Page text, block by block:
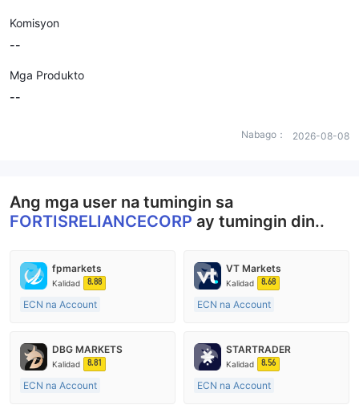
Komisyon
--
Mga Produkto
--
Nabago： 2026-08-08
Ang mga user na tumingin sa
FORTISRELIANCECORP ay tumingin din..
fpmarkets
Kalidad 8.88
ECN na Account
Kinokontrol sa Australia
Paggawa ng Market (MM)
VT Markets
Kalidad 8.68
ECN na Account
Kinokontrol sa Australia
Paggawa ng Market (MM)
DBG MARKETS
Kalidad 8.81
ECN na Account
STARTRADER
Kalidad 8.56
ECN na Account